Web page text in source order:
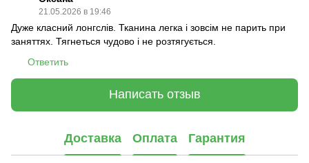
21.05.2026 в 19:46
Дуже класний лонгслів. Тканина легка і зовсім не парить при
заняттях. Тягнеться чудово і не розтягується.
Ответить
Написать отзыв
Доставка Оплата Гарантия